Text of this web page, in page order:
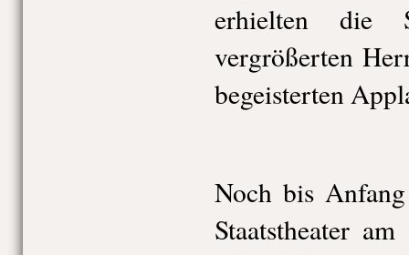
erhielten die
vergrößerten
begeisterten
Noch bis
Staatstheater